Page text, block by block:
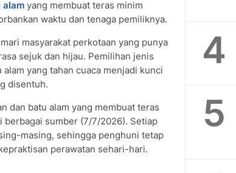
alam yang membuat teras minim
waktu dan tenaga pemiliknya.
masyarakat perkotaan yang punya
sejuk dan hijau. Pemilihan jenis
yang tahan cuaca menjadi kunci
disentuh.
dan batu alam yang membuat teras
berbagai sumber (7/7/2026). Setiap
masing, sehingga penghuni tetap
perawatan sehari-hari.
4
5